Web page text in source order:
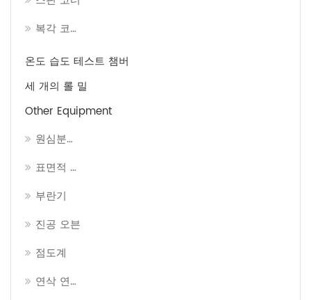
복각 코팅기
온도 습도 테스트 챔버
세 개의 롤 밀
Other Equipment
원심분리기 기계
표면적 분석기
부란기
진공 오븐
점도계
연삭 연마기